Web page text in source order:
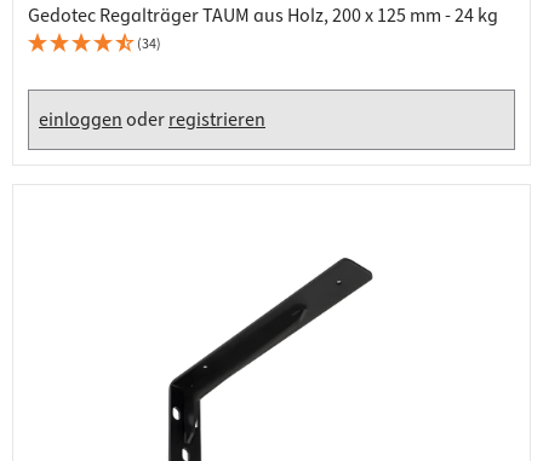
Gedotec Regalträger TAUM aus Holz, 200 x 125 mm - 24 kg
(34)
einloggenoderregistrieren